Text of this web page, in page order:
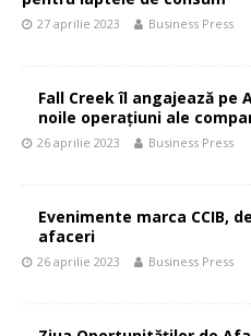
27 aprilie 2023 Business Press
Fall Creek îl angajează pe
noile operațiuni ale
26 aprilie 2023 Business Press
Evenimente marca CCIB,
afaceri
26 aprilie 2023 Business Press